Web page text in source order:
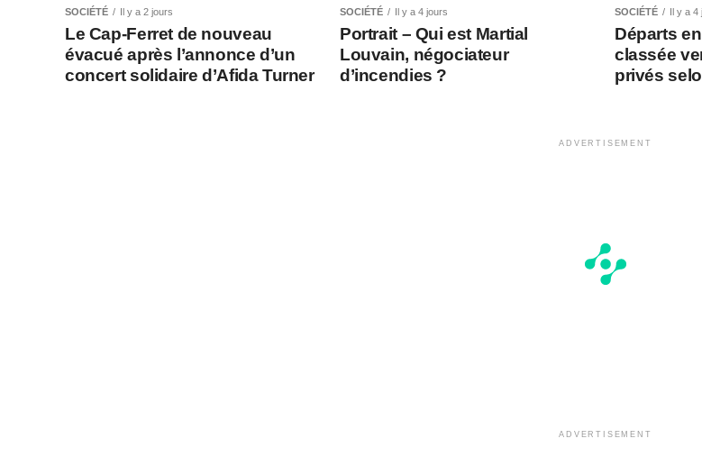
SOCIÉTÉ Il y a 2 jours
Le Cap-Ferret de nouveau
évacué après l’annonce d’un
concert solidaire d’Afida Turner
SOCIÉTÉ Il y a 4 jours
Portrait – Qui est Martial
Louvain, négociateur
d’incendies ?
SOCIÉTÉ Il y a
Départs
classée
privés
ADVERTISEMENT
ADVERTISEMENT